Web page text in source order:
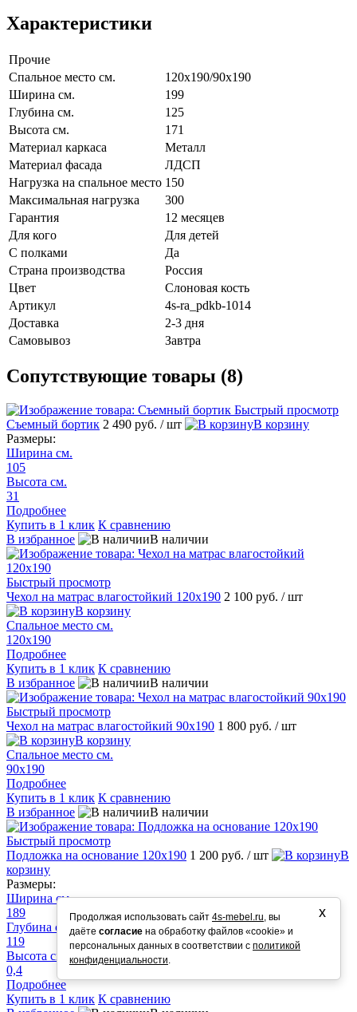
Характеристики
Прочие
Спальное место см.
120х190/90х190
Ширина см.
199
Глубина см.
125
Высота см.
171
Материал каркаса
Металл
Материал фасада
ЛДСП
Нагрузка на спальное место 150
Максимальная нагрузка
300
Гарантия
12 месяцев
Для кого
Для детей
С полками
Да
Страна производства
Россия
Цвет
Слоновая кость
Артикул
4s-ra_pdkb-1014
Доставка
2-3 дня
Самовывоз
Завтра
Сопутствующие товары (8)
Быстрый просмотр
Съемный бортик 2 490 руб. / шт
В корзину
Размеры:
Ширина см.
105
Высота см.
31
Подробнее
Купить в 1 клик К сравнению
В избранное
В наличии
Быстрый просмотр
Чехол на матрас влагостойкий 120х190 2 100 руб. / шт
В корзину
Спальное место см.
120х190
Подробнее
Купить в 1 клик К сравнению
В избранное
В наличии
Быстрый просмотр
Чехол на матрас влагостойкий 90х190 1 800 руб. / шт
В корзину
Спальное место см.
90х190
Подробнее
Купить в 1 клик К сравнению
В избранное
В наличии
Быстрый просмотр
Подложка на основание 120х190 1 200 руб. / шт
В
корзину
Размеры:
Ширина см.
189
Глубина см.
119
Высота см.
0,4
Подробнее
Купить в 1 клик К сравнению
Продолжая использовать сайт 4s-mebel.ru, вы
даёте согласие на обработку файлов «cookie» и
персональных данных в соответствии с политикой
конфиденциальности.
х